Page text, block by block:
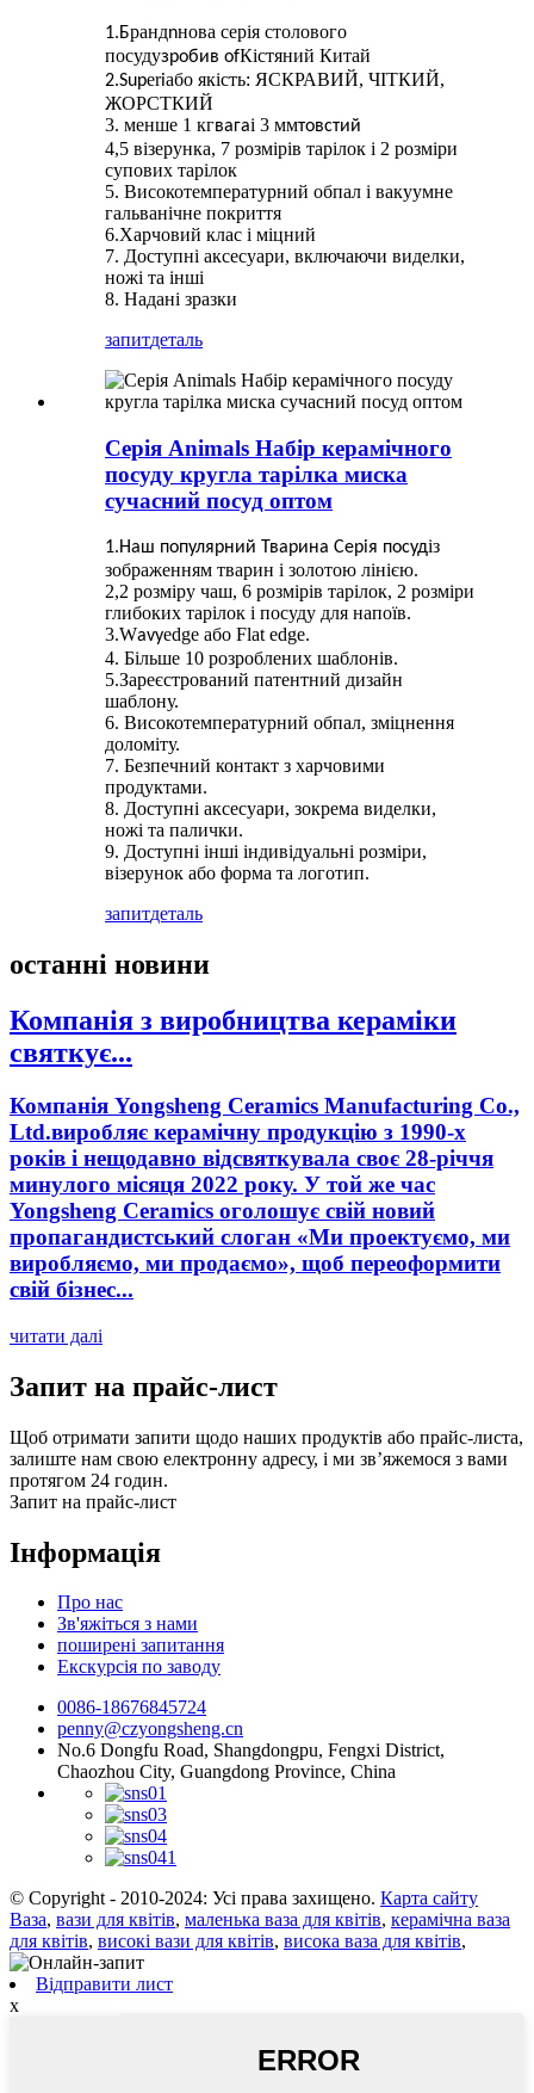
1.Брандnнова серія столового
посудузробив ofКістяний Китай
2.Superiабо якість: ЯСКРАВИЙ, ЧІТКИЙ,
ЖОРСТКИЙ
3. менше 1 кгвагаі 3 ммтовстий
4,5 візерунка, 7 розмірів тарілок і 2 розміри
супових тарілок
5. Високотемпературний обпал і вакуумне
гальванічне покриття
6.Харчовий клас і міцний
7. Доступні аксесуари, включаючи виделки,
ножі та інші
8. Надані зразки
запитдеталь
Серія Animals Набір керамічного
посуду кругла тарілка миска
сучасний посуд оптом
1.Наш популярний Тварина Серія посудіз
зображенням тварин і золотою лінією.
2,2 розміру чаш, 6 розмірів тарілок, 2 розміри
глибоких тарілок і посуду для напоїв.
3.Wavyedge або Flat edge.
4. Більше 10 розроблених шаблонів.
5.Зареєстрований патентний дизайн
шаблону.
6. Високотемпературний обпал, зміцнення
доломіту.
7. Безпечний контакт з харчовими
продуктами.
8. Доступні аксесуари, зокрема виделки,
ножі та палички.
9. Доступні інші індивідуальні розміри,
візерунок або форма та логотип.
запитдеталь
останні новини
Компанія з виробництва кераміки
святкує...
Компанія Yongsheng Ceramics Manufacturing Co.,
Ltd.виробляє керамічну продукцію з 1990-х
років і нещодавно відсвяткувала своє 28-річчя
минулого місяця 2022 року. У той же час
Yongsheng Ceramics оголошує свій новий
пропагандистський слоган «Ми проектуємо, ми
виробляємо, ми продаємо», щоб переоформити
свій бізнес...
читати далі
Запит на прайс-лист
Щоб отримати запити щодо наших продуктів або прайс-листа,
залиште нам свою електронну адресу, і ми зв’яжемося з вами
протягом 24 годин.
Запит на прайс-лист
Інформація
Про нас
Зв'яжіться з нами
поширені запитання
Екскурсія по заводу
0086-18676845724
penny@czyongsheng.cn
No.6 Dongfu Road, Shangdongpu, Fengxi District,
Chaozhou City, Guangdong Province, China
© Copyright - 2010-2024: Усі права захищено. Карта сайту
Ваза, вази для квітів, маленька ваза для квітів, керамічна ваза
для квітів, високі вази для квітів, висока ваза для квітів,
Відправити лист
x